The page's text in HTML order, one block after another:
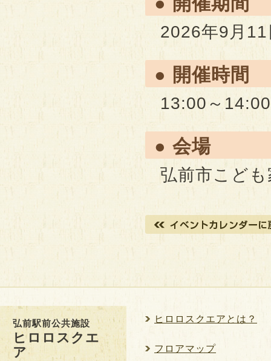
2026年9月
● 開催時間
13:00～14:00
● 会場
弘前市こど
弘前駅前公共施設
ヒロロスクエ
ア
ヒロロスクエアとは？
フロアマップ